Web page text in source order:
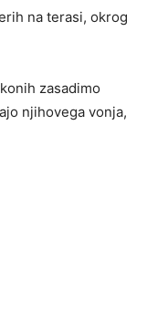
na terasi, okrog
zasadimo
njihovega vonja,